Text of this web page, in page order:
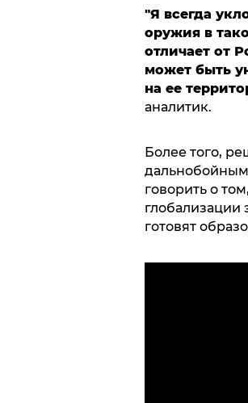
"Я всегда
оружия в
отличает от
может быть
на ее
аналитик.
Более того,
говорить о
глобализации
готовят